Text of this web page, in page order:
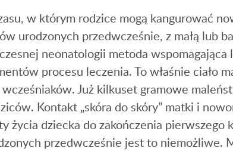
w którym rodzice mogą kangurować
urodzonych przedwcześnie, z małą lub
neonatologii metoda
procesu leczenia. To właśnie ciało
Już kilkuset gramowe
Kontakt „skóra do skóry” matki i
życia dziecka do zakończenia pierwszego
przedwcześnie jest to niemożliwe.